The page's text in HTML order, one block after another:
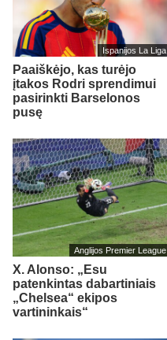
Ispanijos La Liga
Paaiškėjo, kas turėjo
įtakos Rodri sprendimui
pasirinkti Barselonos
pusę
Anglijos Premier League
X. Alonso: „Esu
patenkintas dabartiniais
„Chelsea“ ekipos
vartininkais“